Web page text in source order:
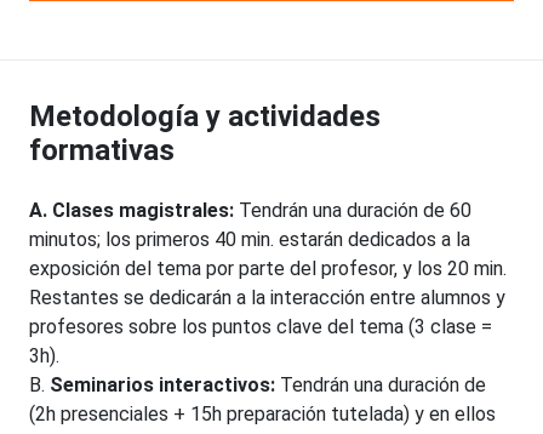
Metodología y actividades
formativas
A. Clases magistrales: Tendrán una duración de 60
minutos; los primeros 40 min. estarán dedicados a la
exposición del tema por parte del profesor, y los 20 min.
Restantes se dedicarán a la interacción entre alumnos y
profesores sobre los puntos clave del tema (3 clase =
3h).
B. Seminarios interactivos: Tendrán una duración de
(2h presenciales + 15h preparación tutelada) y en ellos